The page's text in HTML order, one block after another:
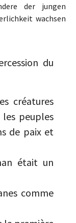
der jungen
wachsen
du
créatures
peuples
de paix et
était un
comme